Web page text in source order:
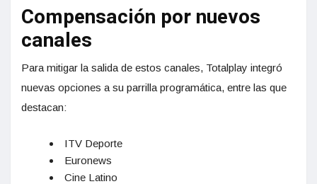
Compensación por nuevos
canales
Para mitigar la salida de estos canales, Totalplay integró
nuevas opciones a su parrilla programática, entre las que
destacan:
ITV Deporte
Euronews
Cine Latino